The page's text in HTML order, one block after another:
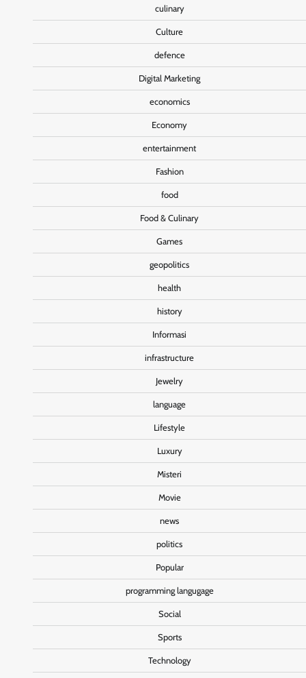
culinary
Culture
defence
Digital Marketing
economics
Economy
entertainment
Fashion
food
Food & Culinary
Games
geopolitics
health
history
Informasi
infrastructure
Jewelry
language
Lifestyle
Luxury
Misteri
Movie
news
politics
Popular
programming langugage
Social
Sports
Technology